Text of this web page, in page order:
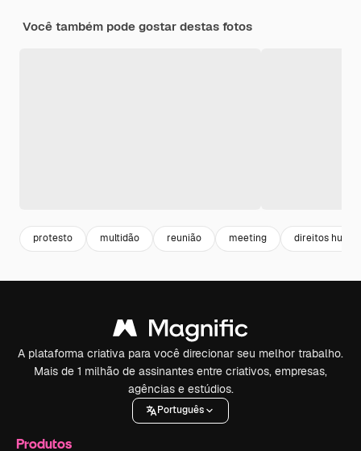
Você também pode gostar destas fotos
protesto multidão reunião meeting direitos
A plataforma criativa para você direcionar seu melhor trabalho.
Mais de 1 milhão de assinantes entre criativos, empresas,
agências e estúdios.
Português
Produtos